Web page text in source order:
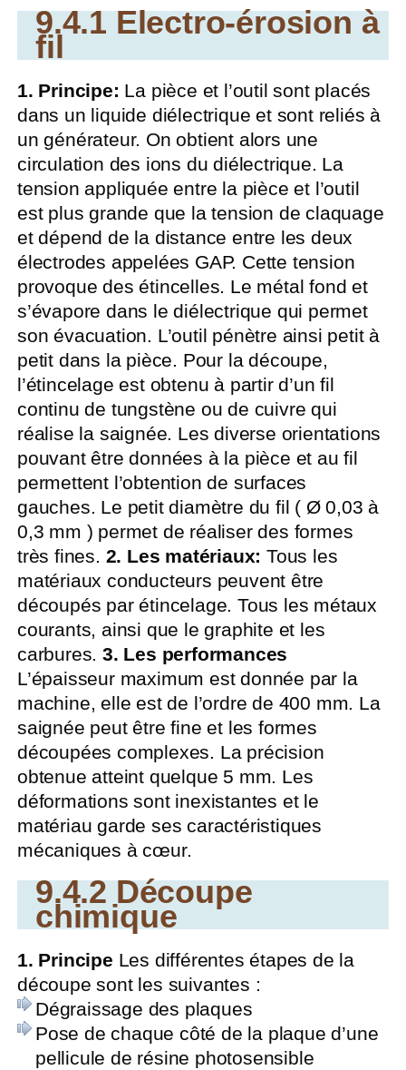
9.4.1 Electro-érosion à
fil
1. Principe: La pièce et l’outil sont placés
dans un liquide diélectrique et sont reliés à
un générateur. On obtient alors une
circulation des ions du diélectrique. La
tension appliquée entre la pièce et l’outil
est plus grande que la tension de claquage
et dépend de la distance entre les deux
électrodes appelées GAP. Cette tension
provoque des étincelles. Le métal fond et
s’évapore dans le diélectrique qui permet
son évacuation. L’outil pénètre ainsi petit à
petit dans la pièce. Pour la découpe,
l’étincelage est obtenu à partir d’un fil
continu de tungstène ou de cuivre qui
réalise la saignée. Les diverse orientations
pouvant être données à la pièce et au fil
permettent l’obtention de surfaces
gauches. Le petit diamètre du fil ( Ø 0,03 à
0,3 mm ) permet de réaliser des formes
très fines. 2. Les matériaux: Tous les
matériaux conducteurs peuvent être
découpés par étincelage. Tous les métaux
courants, ainsi que le graphite et les
carbures. 3. Les performances
L’épaisseur maximum est donnée par la
machine, elle est de l’ordre de 400 mm. La
saignée peut être fine et les formes
découpées complexes. La précision
obtenue atteint quelque 5 mm. Les
déformations sont inexistantes et le
matériau garde ses caractéristiques
mécaniques à cœur.
9.4.2 Découpe
chimique
1. Principe Les différentes étapes de la
découpe sont les suivantes :
Dégraissage des plaques
Pose de chaque côté de la plaque d’une
pellicule de résine photosensible